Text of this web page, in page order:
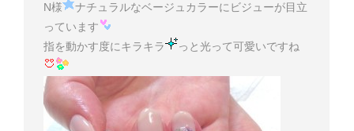
N様
ナチュラルなベージュカラーにビジューが目立
っています
指を動かす度にキラキラ
っと光って可愛いですね